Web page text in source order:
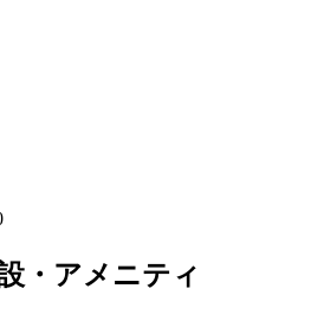
・アメニティ